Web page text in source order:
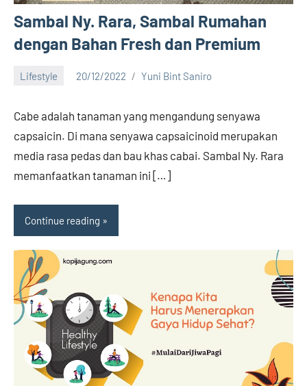
Sambal Ny. Rara, Sambal Rumahan
dengan Bahan Fresh dan Premium
Lifestyle 20/12/2022 Yuni Bint Saniro
Cabe adalah tanaman yang mengandung senyawa
capsaicin. Di mana senyawa capsaicinoid merupakan
media rasa pedas dan bau khas cabai. Sambal Ny. Rara
memanfaatkan tanaman ini […]
Continue reading